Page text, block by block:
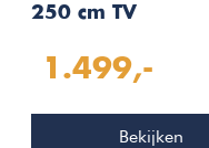
250 cm TV
Cashmere
1.499,-
Bekijken